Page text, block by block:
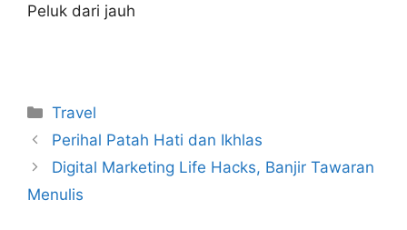
Peluk dari jauh
Kategori
Travel
Perihal Patah Hati dan Ikhlas
Digital Marketing Life Hacks, Banjir Tawaran
Menulis